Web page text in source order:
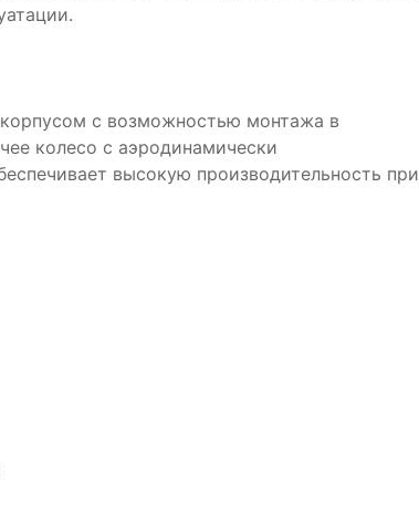
с возможностью монтажа в
колесо с аэродинамически
высокую производительность при